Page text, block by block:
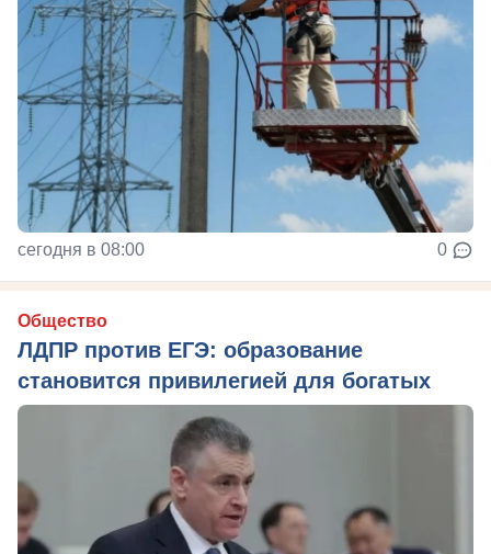
сегодня в 08:00 0
Общество
ЛДПР против ЕГЭ: образование
становится привилегией для богатых